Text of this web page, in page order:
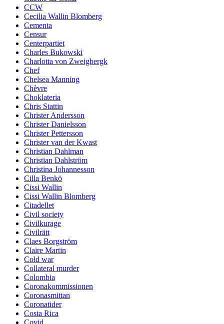
CCW
Cecilia Wallin Blomberg
Cementa
Censur
Centerpartiet
Charles Bukowski
Charlotta von Zweigbergk
Chef
Chelsea Manning
Chèvre
Choklateria
Chris Stattin
Christer Andersson
Christer Danielsson
Christer Pettersson
Christer van der Kwast
Christian Dahlman
Christian Dahlström
Christina Johannesson
Cilla Benkö
Cissi Wallin
Cissi Wallin Blomberg
Citadellet
Civil society
Civilkurage
Civilrätt
Claes Borgström
Claire Martin
Cold war
Collateral murder
Colombia
Coronakommissionen
Coronasmittan
Coronatider
Costa Rica
Covid